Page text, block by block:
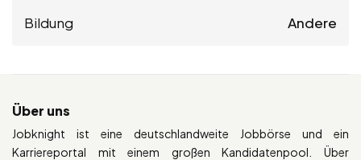
Bildung Andere
Über uns
Jobknight ist eine deutschlandweite Jobbörse und ein
Karriereportal mit einem großen Kandidatenpool. Über